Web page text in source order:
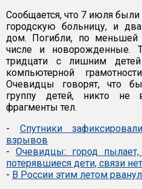
Сообщается, что 7 июля
городскую больницу, и
дом. Погибли, по
числе и новорожденные.
тридцати с лишним
компьютерной
Очевидцы говорят, что
группу детей, никто не
фрагменты тел.
- Спутники
взрывов
- Очевидцы: город
потерявшиеся дети, связи нет
- В России этим летом